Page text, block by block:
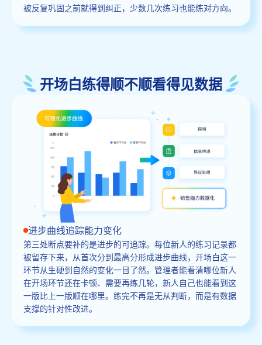
被反复巩固之前就得到纠正，少数几次练习也能练对方向。
开场白练得顺不顺看得见数据
进步曲线追踪能力变化
第三处断点要补的是进步的可追踪。每位新人的练习记录都
被留存下来，从首次分到最高分形成进步曲线，开场白这一
环节从生硬到自然的变化一目了然。管理者能看清哪位新人
在开场环节还在卡顿、需要再练几轮，新人自己也能看到这
一版比上一版顺在哪里。练完不再是无从判断，而是有数据
支撑的针对性改进。